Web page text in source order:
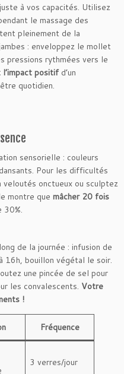
à vos capacités. Utilisez
le massage des
pleinement de la
: enveloppez le mollet
pressions rythmées vers le
l’impact positifd’un
quotidien.
sensorielle : couleurs
Pour les difficultés
onctueux ou sculptez
montre que mâcher 20 fois
30%.
de la journée : infusion de
16h, bouillon végétal le soir.
une pincée de sel pour
les convalescents. Votre
!
Fréquence
3 verres/jour